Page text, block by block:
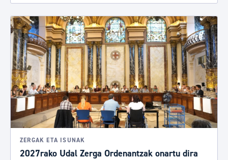
ZERGAK ETA ISUNAK
2027rako Udal Zerga Ordenantzak onartu dira